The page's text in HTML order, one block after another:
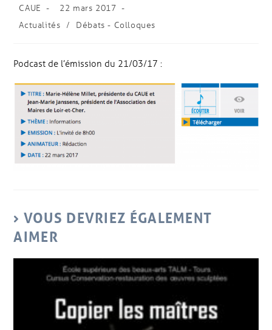
CAUE
22 mars 2017
Actualités / Débats - Colloques
Podcast de l’émission du 21/03/17 :
VOUS DEVRIEZ ÉGALEMENT
AIMER